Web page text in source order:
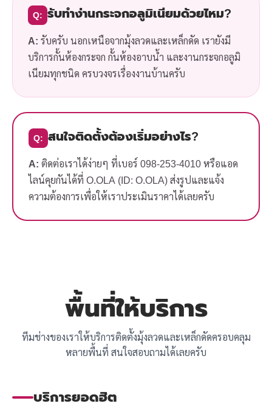
Q: รับทำง่านกระจกอลูมิเนียมด้วยไหม?
A: รับครับ นอกเหนือจากมุ้งลวดและเหล็กดัด เรายังมี
บริการกั้นห้องกระจก กั้นห้องอาบน้ำ และงานกระจกอลูมิ
เนียมทุกชนิด ครบวงจรเรื่องงานบ้านครับ
Q: สนใจติดตั้งต้องเริ่มอย่างไร?
A: ติดต่อเราได้ง่ายๆ ที่เบอร์ 098-253-4010 หรือแอด
ไลน์คุยกันได้ที่ O.OLA (ID: O.OLA) ส่งรูปและแจ้ง
ความต้องการเพื่อให้เราประเมินราคาได้เลยครับ
พื้นที่ให้บริการ
ทีมช่างของเราให้บริการติดตั้งมุ้งลวดและเหล็กดัดครอบคลุม
หลายพื้นที่ สนใจสอบถามได้เลยครับ
บริการยอดฮิต